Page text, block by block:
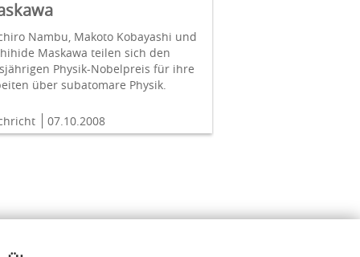
Nambu, Makoto Kobayashi und
Maskawa teilen sich den
Physik-Nobelpreis für ihre
über subatomare Physik.
07.10.2008